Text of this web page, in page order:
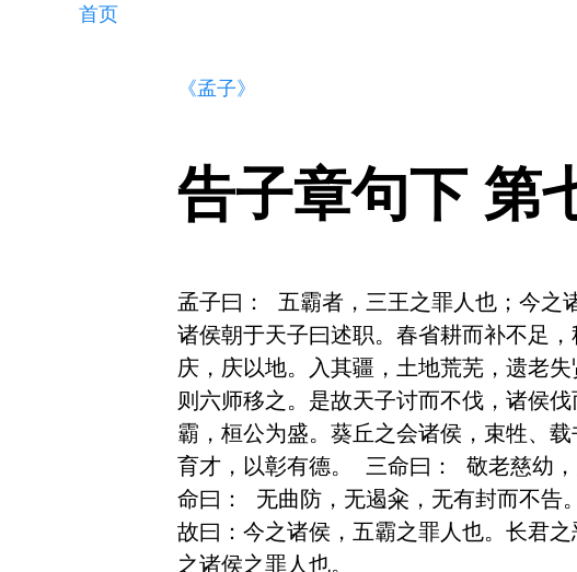
首页
《孟子》
告子章句下 第
孟子曰： 五霸者，三王之罪人也；今之
诸侯朝于天子曰述职。春省耕而补不足
庆，庆以地。入其疆，土地荒芜，遗老
则六师移之。是故天子讨而不伐，诸侯
霸，桓公为盛。葵丘之会诸侯，束牲、
育才，以彰有德。 三命曰： 敬老慈幼
命曰： 无曲防，无遏籴，无有封而不告
故曰：今之诸侯，五霸之罪人也。长君